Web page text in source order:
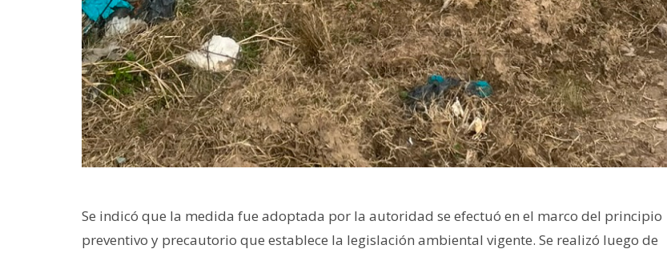
Se indicó que la medida fue adoptada por la autoridad se efectuó en el marco del principio
preventivo y precautorio que establece la legislación ambiental vigente. Se realizó luego de